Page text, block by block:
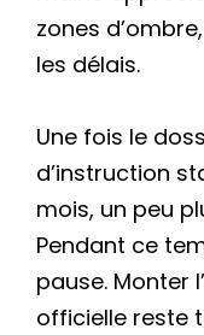
zones
les délais.
Une fois le
d’instruction
mois, un peu
Pendant ce
pause. Monter
officielle reste